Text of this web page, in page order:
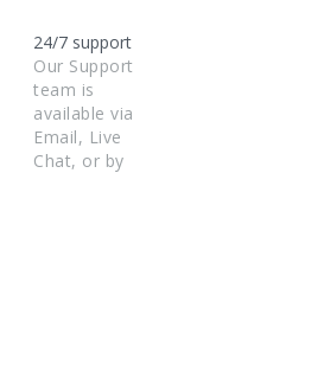
24/7 support
Our Support
team is
available via
Email, Live
Chat, or by